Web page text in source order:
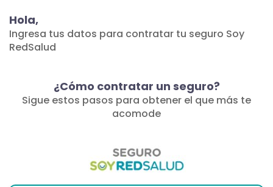
Hola,
Ingresa tus datos para contratar tu seguro Soy
RedSalud
¿Cómo contratar un seguro?
Sigue estos pasos para obtener el que más te
acomode